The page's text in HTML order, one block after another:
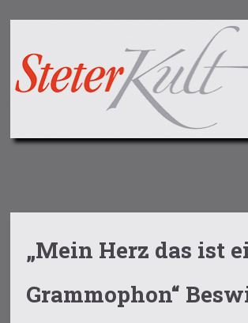
„Mein Herz das ist
Grammophon“